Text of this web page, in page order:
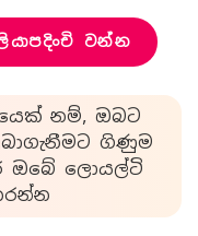
වන්න
නම්, ඔබට
ගිණුම
ඔබේ ලොයල්ටි